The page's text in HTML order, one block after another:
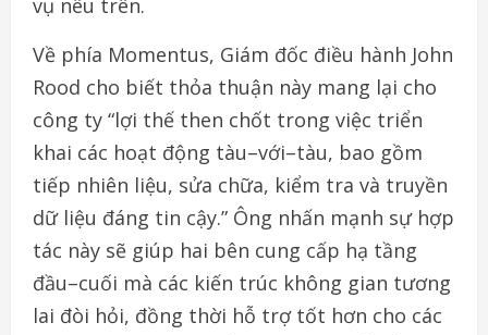
Về phía Momentus, Giám đốc điều hành John
Rood cho biết thỏa thuận này mang lại cho
công ty “lợi thế then chốt trong việc triển
khai các hoạt động tàu–với–tàu, bao gồm
tiếp nhiên liệu, sửa chữa, kiểm tra và truyền
dữ liệu đáng tin cậy.” Ông nhấn mạnh sự hợp
tác này sẽ giúp hai bên cung cấp hạ tầng
đầu–cuối mà các kiến trúc không gian tương
lai đòi hỏi, đồng thời hỗ trợ tốt hơn cho các